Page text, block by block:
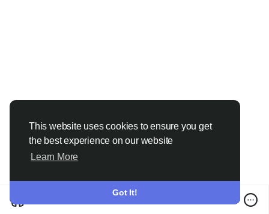
This website uses cookies to ensure you get
the best experience on our website
Learn More
Got It!